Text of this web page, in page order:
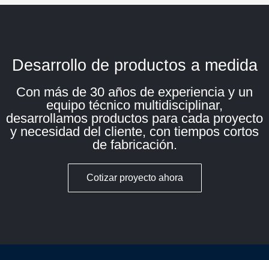
Desarrollo de productos a medida
Con más de 30 años de experiencia y un
equipo técnico multidisciplinar,
desarrollamos productos para cada proyecto
y necesidad del cliente, con tiempos cortos
de fabricación.
Cotizar proyecto ahora